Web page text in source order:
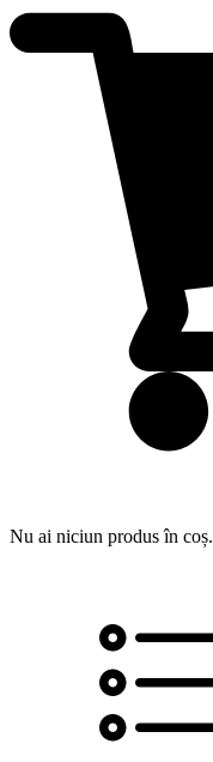
Nu ai niciun produs în coș.